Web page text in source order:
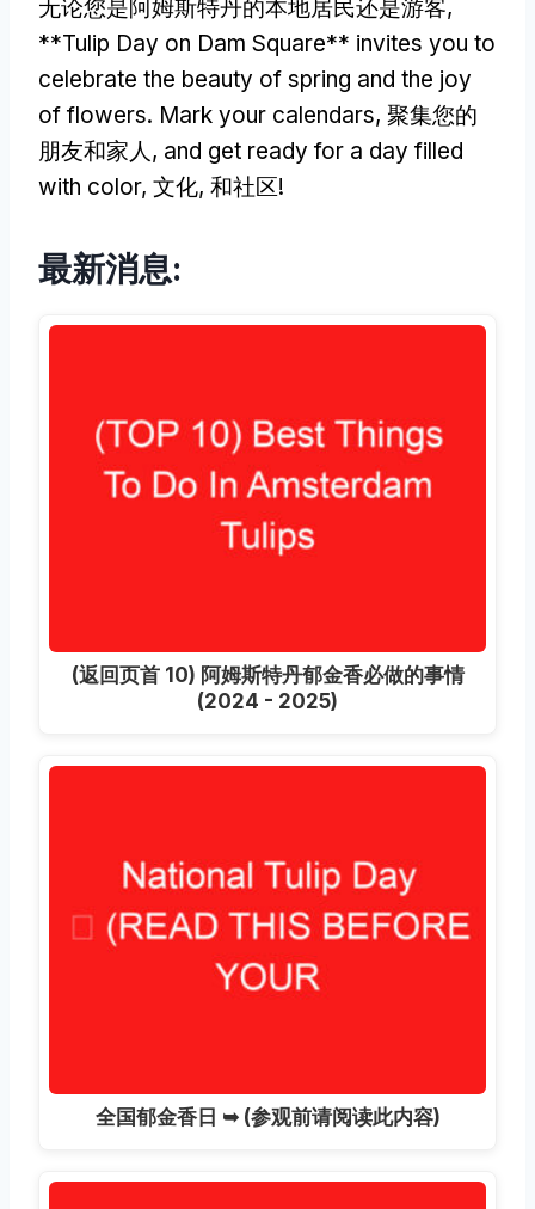
无论您是阿姆斯特丹的本地居民还是游客,
**Tulip Day on Dam Square** invites you to
celebrate the beauty of spring and the joy
of flowers. Mark your calendars, 聚集您的
朋友和家人, and get ready for a day filled
with color, 文化, 和社区!
最新消息:
(返回页首 10) 阿姆斯特丹郁金香必做的事情
(2024 - 2025)
全国郁金香日 ➥ (参观前请阅读此内容)